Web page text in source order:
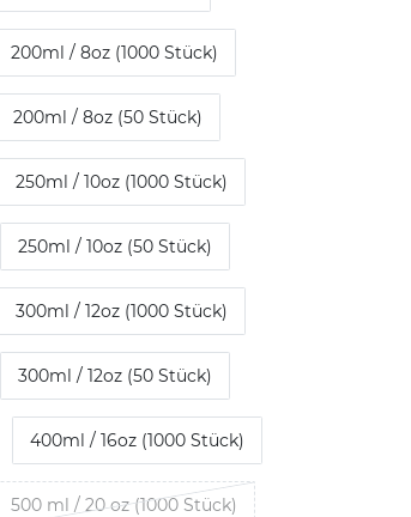
200ml / 8oz (1000 Stück)
200ml / 8oz (50 Stück)
250ml / 10oz (1000 Stück)
250ml / 10oz (50 Stück)
300ml / 12oz (1000 Stück)
300ml / 12oz (50 Stück)
400ml / 16oz (1000 Stück)
500 ml / 20 oz (1000 Stück)